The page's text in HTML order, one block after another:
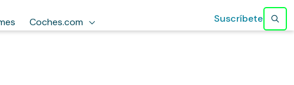
Coches.com Suscríbete